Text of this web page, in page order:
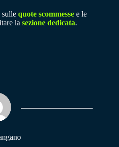
sulle quote scommesse e le
la sezione dedicata.